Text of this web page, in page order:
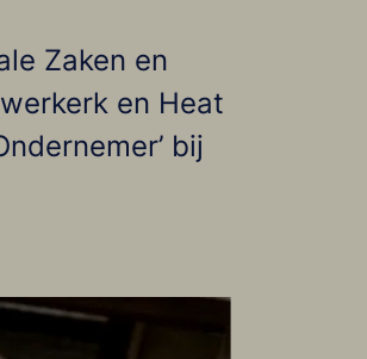
Zaken en
en Heat
bij